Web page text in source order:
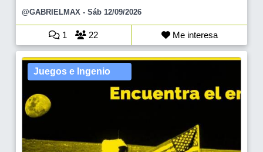
@GABRIELMAX - Sáb 12/09/2026
1 22 Me interesa
Juegos e Ingenio